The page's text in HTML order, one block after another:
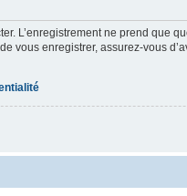
L’enregistrement ne prend que
vous enregistrer, assurez-vous